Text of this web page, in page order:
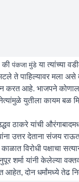
की पंकजा मुंडेया त्यांच्या
ते पाहिल्यावर मला असे
करत आहे. भाजपने
युतीला कायम बळ
ठाकरे यांची
उत्तर देताना संजय राऊत
विरोधी पक्षाचा
शर्मा यांनी केलेल्या
आहेत, दोन धर्मांमध्ये तेढ